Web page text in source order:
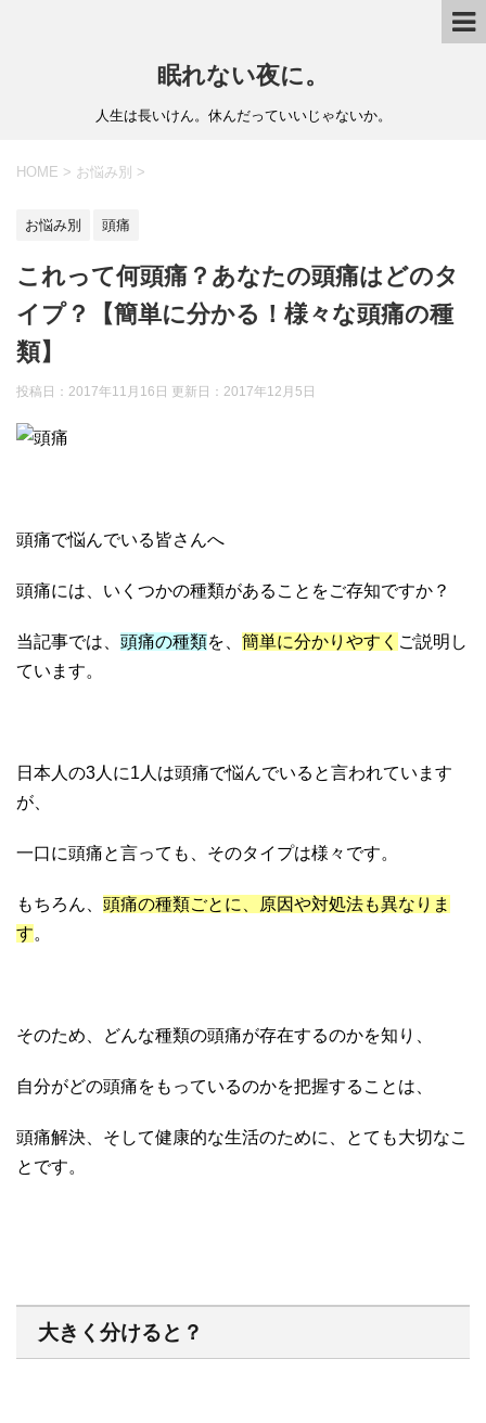
眠れない夜に。
人生は長いけん。休んだっていいじゃないか。
HOME > お悩み別 >
お悩み別 頭痛
これって何頭痛？あなたの頭痛はどのタ
イプ？【簡単に分かる！様々な頭痛の種
類】
投稿日：2017年11月16日 更新日： 2017年12月5日
頭痛で悩んでいる皆さんへ
頭痛には、いくつかの種類があることをご存知ですか？
当記事では、 頭痛の種類を、 簡単に分かりやすく ご説明し
ています。
日本人の3人に1人は頭痛で悩んでいると言われています
が、
一口に頭痛と言っても、そのタイプは様々です。
もちろん、 頭痛の種類ごとに、原因や対処法も異なりま
す。
そのため、どんな種類の頭痛が存在するのかを知り、
自分がどの頭痛をもっているのかを把握することは、
頭痛解決、そして健康的な生活のために、とても大切なこ
とです。
大きく分けると？